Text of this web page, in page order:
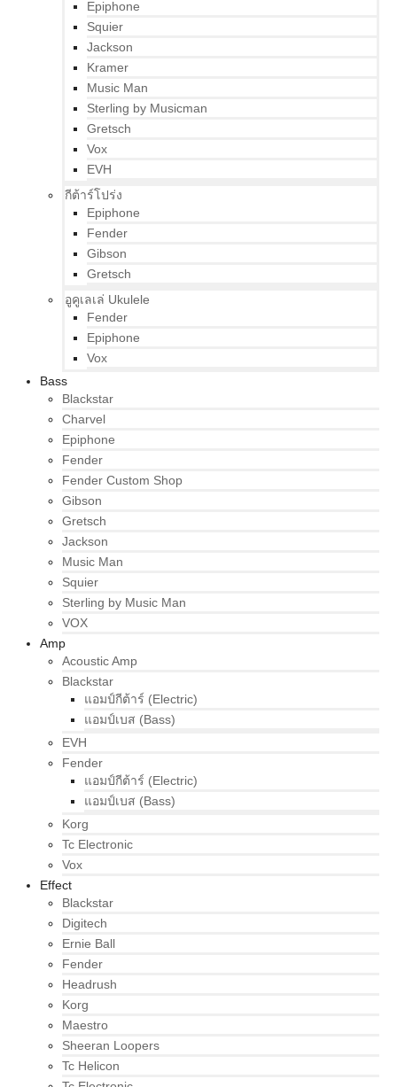
Epiphone
Squier
Jackson
Kramer
Music Man
Sterling by Musicman
Gretsch
Vox
EVH
กีต้าร์โปร่ง
Epiphone
Fender
Gibson
Gretsch
อูคูเลเล่ Ukulele
Fender
Epiphone
Vox
Bass
Blackstar
Charvel
Epiphone
Fender
Fender Custom Shop
Gibson
Gretsch
Jackson
Music Man
Squier
Sterling by Music Man
VOX
Amp
Acoustic Amp
Blackstar
แอมป์กีต้าร์ (Electric)
แอมป์เบส (Bass)
EVH
Fender
แอมป์กีต้าร์ (Electric)
แอมป์เบส (Bass)
Korg
Tc Electronic
Vox
Effect
Blackstar
Digitech
Ernie Ball
Fender
Headrush
Korg
Maestro
Sheeran Loopers
Tc Helicon